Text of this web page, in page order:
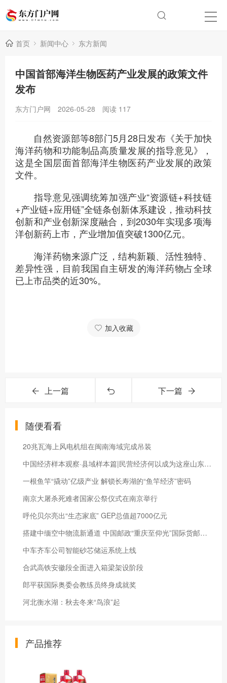
首页 新闻中心 东方新闻
中国首部海洋生物医药产业发展的政策文件
发布
东方门户网 2026-05-28 阅读 117
自然资源部等8部门5月28日发布《关于加快
海洋药物和功能制品高质量发展的指导意见》，
这是全国层面首部海洋生物医药产业发展的政策
文件。
指导意见强调统筹加强产业“资源链+科技链
+产业链+应用链”全链条创新体系建设，推动科技
创新和产业创新深度融合，到2030年实现多项海
洋创新药上市，产业增加值突破1300亿元。
海洋药物来源广泛，结构新颖、活性独特、
差异性强，目前我国自主研发的海洋药物占全球
已上市品类的近30%。
加入收藏
上一篇 下一篇
随便看看
20兆瓦海上风电机组在闽南海域完成吊装
中国经济样本观察·县域样本篇|民营经济何以成为这座山东小城“最亮名片”？
一根鱼竿“撬动”亿级产业 解锁长寿湖的“鱼竿经济”密码
南京大屠杀死难者国家公祭仪式在南京举行
呼伦贝尔亮出“生态家底” GEP总值超7000亿元
搭建中缅空中物流新通道 中国邮政“重庆至仰光”国际货邮航线首航
中车齐车公司智能砂芯储运系统上线
合武高铁安徽段全面进入箱梁架设阶段
郎平获国际奥委会教练员终身成就奖
河北衡水湖：秋去冬来“鸟浪”起
产品推荐